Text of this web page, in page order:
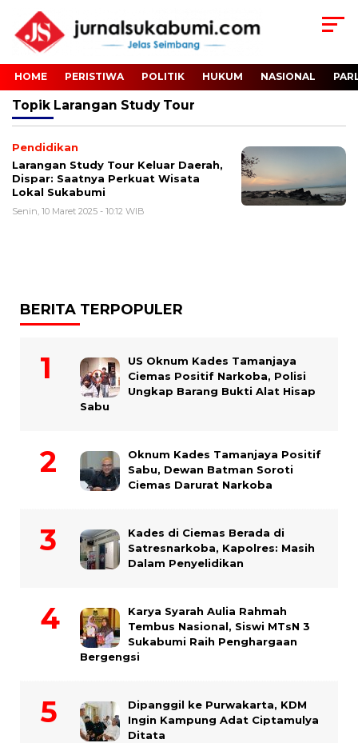
HOME PERISTIWA POLITIK HUKUM NASIONAL
Topik Larangan Study Tour
Pendidikan
Larangan Study Tour Keluar Daerah,
Dispar: Saatnya Perkuat Wisata
Lokal Sukabumi
Senin, 10 Maret 2025 - 10:12 WIB
BERITA TERPOPULER
US Oknum Kades Tamanjaya
Ciemas Positif Narkoba, Polisi
Ungkap Barang Bukti Alat Hisap
Sabu
Oknum Kades Tamanjaya Positif
Sabu, Dewan Batman Soroti
Ciemas Darurat Narkoba
Kades di Ciemas Berada di
Satresnarkoba, Kapolres: Masih
Dalam Penyelidikan
Karya Syarah Aulia Rahmah
Tembus Nasional, Siswi MTsN 3
Sukabumi Raih Penghargaan
Bergengsi
Dipanggil ke Purwakarta, KDM
Ingin Kampung Adat Ciptamulya
Ditata